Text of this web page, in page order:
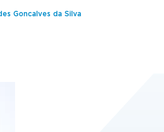
Goncalves da Silva